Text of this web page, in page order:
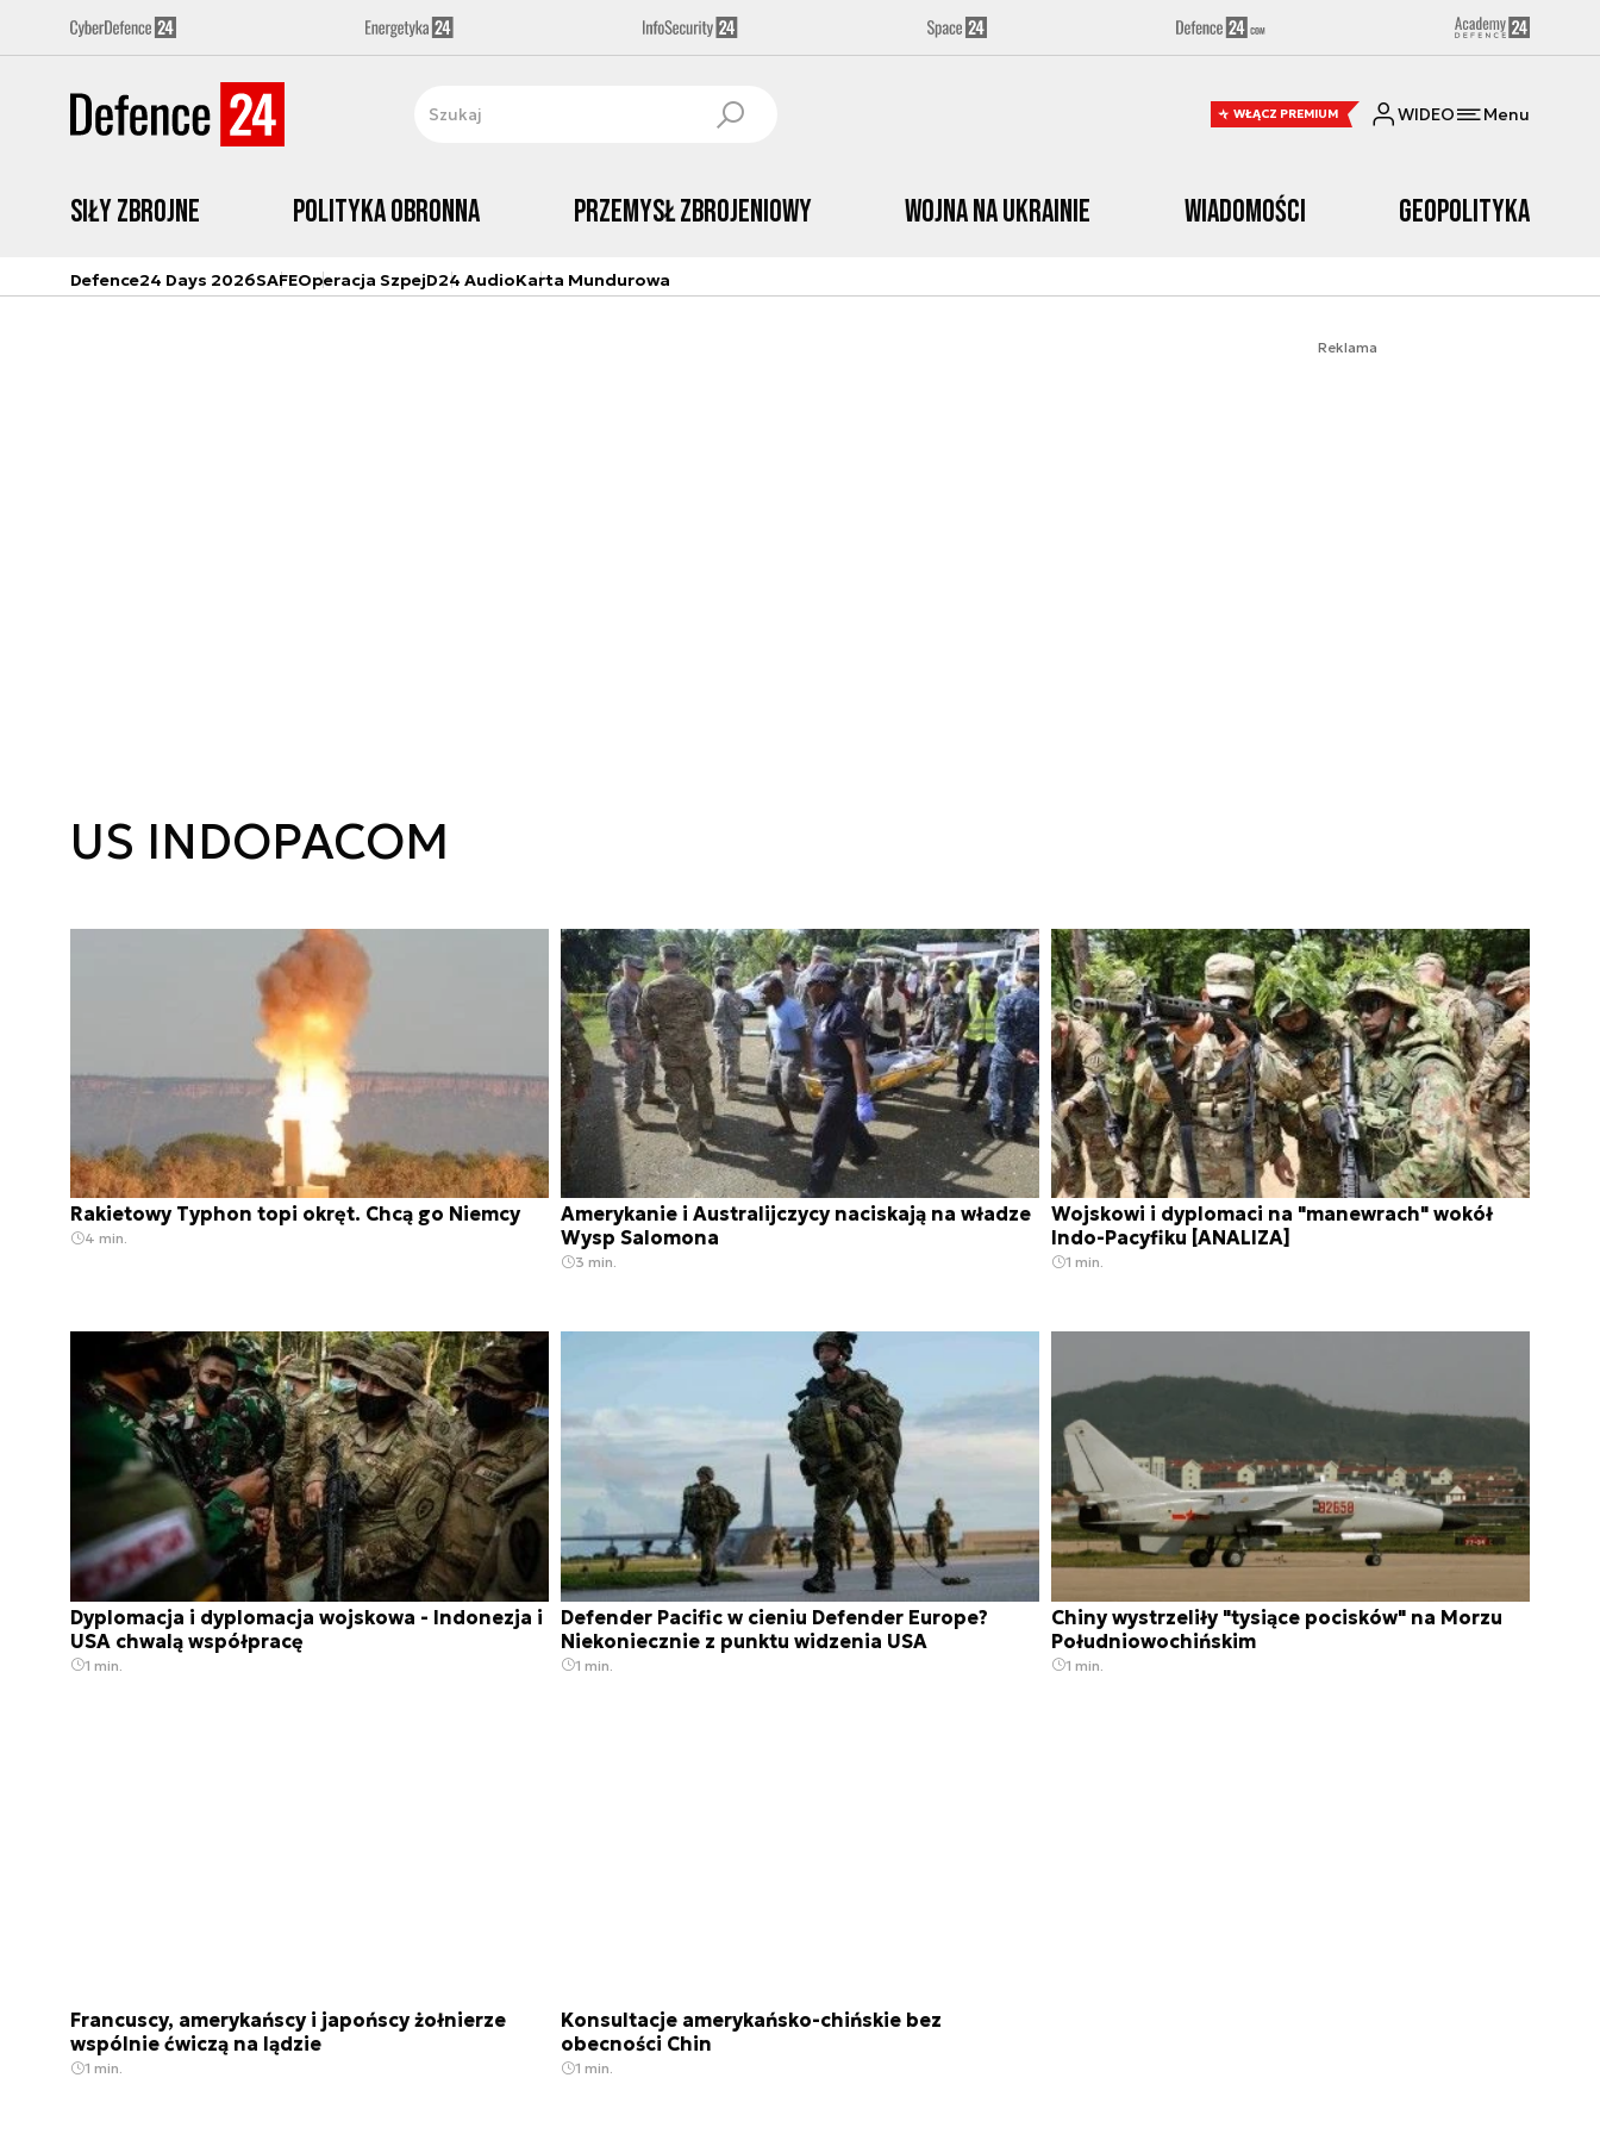
WŁĄCZ PREMIUM WIDEO Menu
Siły zbrojne Polityka obronna Przemysł Zbrojeniowy Wojna na Ukrainie Wiadomości Geopolityka
Defence24 Days 2026SAFEOperacja SzpejD24 AudioKarta Mundurowa
Reklama
US INDOPACOM
Rakietowy Typhon topi okręt. Chcą go Niemcy
4 min.
Amerykanie i Australijczycy naciskają na władze
Wysp Salomona
3 min.
Wojskowi i dyplomaci na "manewrach" wokół
Indo-Pacyfiku [ANALIZA]
1 min.
Dyplomacja i dyplomacja wojskowa - Indonezja i
USA chwalą współpracę
1 min.
Defender Pacific w cieniu Defender Europe?
Niekoniecznie z punktu widzenia USA
1 min.
Chiny wystrzeliły "tysiące pocisków" na Morzu
Południowochińskim
1 min.
Francuscy, amerykańscy i japońscy żołnierze
wspólnie ćwiczą na lądzie
1 min.
Konsultacje amerykańsko-chińskie bez
obecności Chin
1 min.